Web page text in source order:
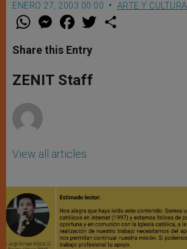
ENERO 27, 2003 00:00 ARTE Y CULTURA
W
t
s
p
p
M
e
s
e
g
e
F
a
e
b
o
k
w
Share this Entry
ZENIT Staff
View all articles